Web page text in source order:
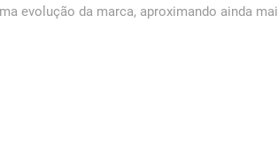
evolução da marca, aproximando ainda